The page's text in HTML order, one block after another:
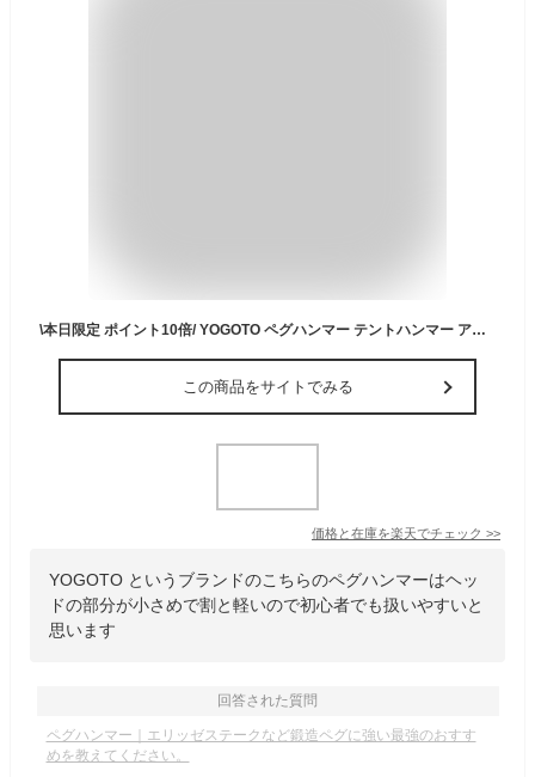
\本日限定 ポイント10倍/ YOGOTO ペグハンマー テントハンマー アウトドア 運動会 金槌 ソロキャン キャンプハンマー セット 収納ケース付き ショート テント設営 安全ストラップ付き 木の持ち手 ペグ打ち ぺグ抜き キャンプ設営 送料無料 1年間保証
この商品をサイトでみる
価格と在庫を楽天でチェック >>
YOGOTO というブランドのこちらのペグハンマーはヘッ
ドの部分が小さめで割と軽いので初心者でも扱いやすいと
思います
回答された質問
ペグハンマー｜エリッゼステークなど鍛造ペグに強い最強のおすす
めを教えてください。